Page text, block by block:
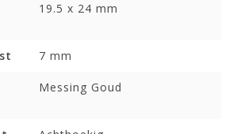
19.5 x 24 mm
7 mm
Messing Goud